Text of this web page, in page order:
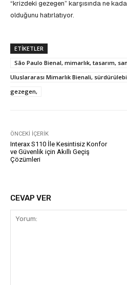
“krizdeki gezegen” karşısında ne
olduğunu hatırlatıyor.
ETIKETLER
São Paulo Bienal, mimarlık, tasarım,
Uluslararası Mimarlık Bienali,
gezegen,
ÖNCEKI İÇERIK
Interax S110 İle Kesintisiz Konfor
ve Güvenlik için Akıllı Geçiş
Çözümleri
CEVAP VER